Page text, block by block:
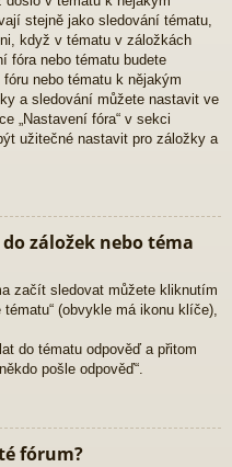
stejně jako sledování tématu,
když v tématu v záložkách
fóra nebo tématu budete
nebo tématu k nějakým
a sledování můžete nastavit ve
„Nastavení fóra“ v sekci
užitečné nastavit pro záložky a
záložek nebo téma
začít sledovat můžete kliknutím
(obvykle má ikonu klíče),
do tématu odpověď a přitom
pošle odpověď“.
fórum?